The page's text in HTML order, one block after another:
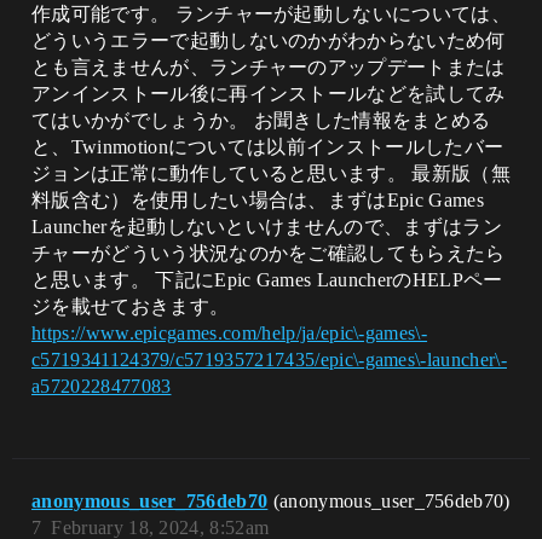
作成可能です。 ランチャーが起動しないについては、
どういうエラーで起動しないのかがわからないため何
とも言えませんが、ランチャーのアップデートまたは
アンインストール後に再インストールなどを試してみ
てはいかがでしょうか。 お聞きした情報をまとめる
と、Twinmotionについては以前インストールしたバー
ジョンは正常に動作していると思います。 最新版（無
料版含む）を使用したい場合は、まずはEpic Games
Launcherを起動しないといけませんので、まずはラン
チャーがどういう状況なのかをご確認してもらえたら
と思います。 下記にEpic Games LauncherのHELPペー
ジを載せておきます。
https://www.epicgames.com/help/ja/epic\-games\-
c5719341124379/c5719357217435/epic\-games\-launcher\-
a5720228477083
anonymous_user_756deb70 (anonymous_user_756deb70)
February 18, 2024, 8:52am
7